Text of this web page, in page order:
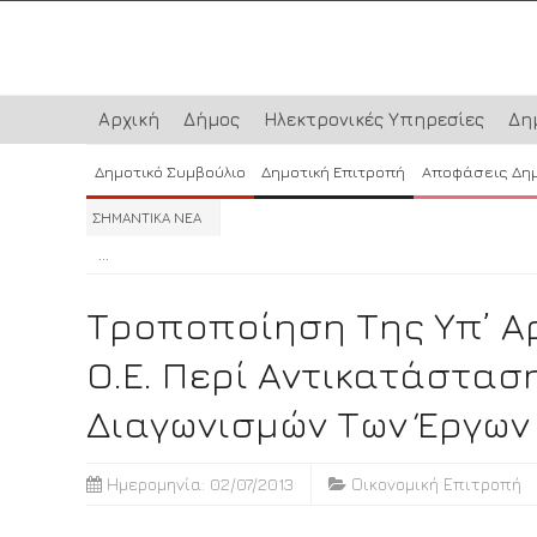
Αρχική Δήμος Ηλεκτρονικές Υπηρεσίες
Δημοτικό Συμβούλιο Δημοτική Επιτροπή Αποφάσεις
ΣΗΜΑΝΤΙΚΑ ΝΕΑ
...
Τροποποίηση Της Υπ’
Ο.Ε. Περί
Διαγωνισμών Των Έργων
Ημερομηνία: 02/07/2013 Οικονομική Επιτροπή